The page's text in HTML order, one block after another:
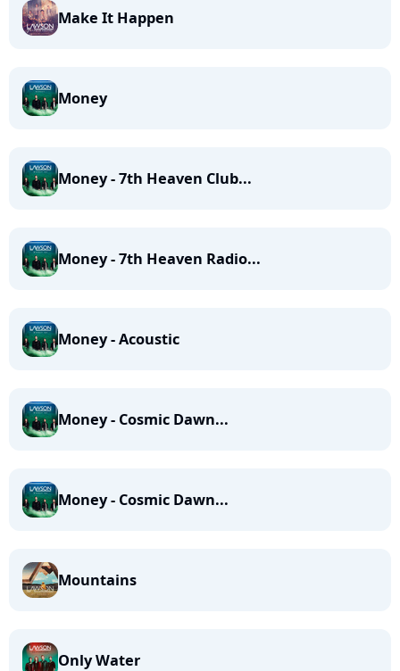
Make It Happen
Money
Money - 7th Heaven Club...
Money - 7th Heaven Radio...
Money - Acoustic
Money - Cosmic Dawn...
Money - Cosmic Dawn...
Mountains
Only Water